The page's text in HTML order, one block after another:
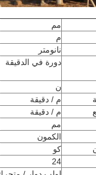
مم
م
نانومتر
دورة في الدقيقة
ن
م / دقيقة
م / دقيقة
مم
الكمون
كو
24